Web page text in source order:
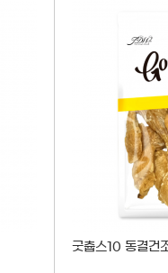
굿츕스10 동결건